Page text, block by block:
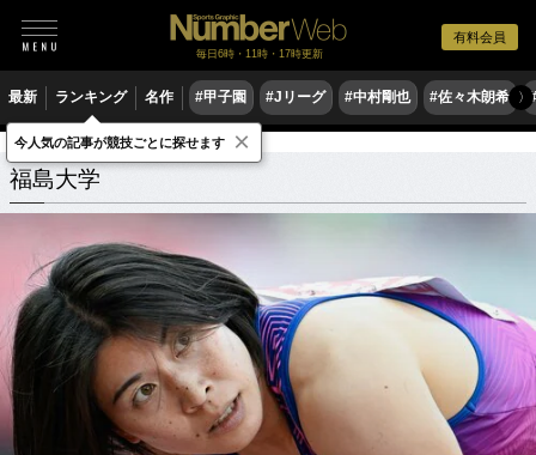
有料会員
毎日6時・11時・17時更新
最新 ランキング 名作 #甲子園 #Jリーグ #中村剛也 #佐々木朗希 〉
学校 福島県 福島大学 関連記事
福島大学
今人気の記事が競技ごとに探せます ×